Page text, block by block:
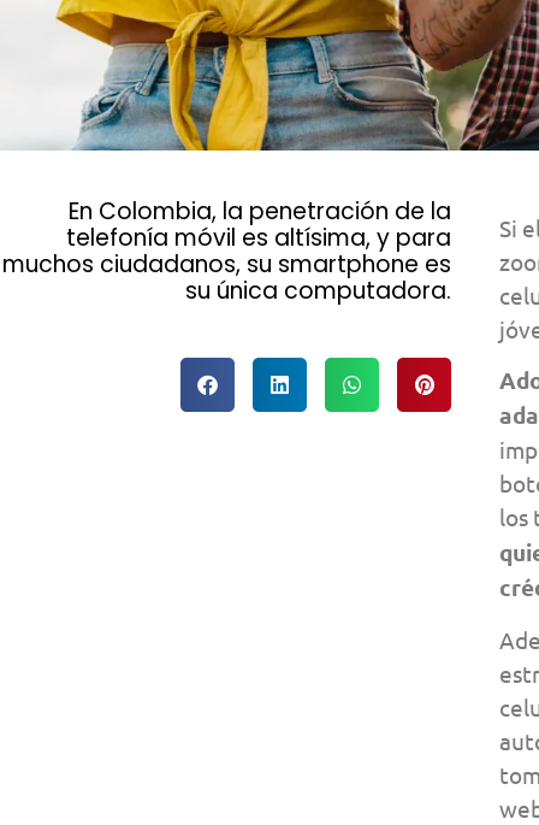
En Colombia, la penetración de la
telefonía móvil es altísima, y para
muchos ciudadanos, su smartphone es
su única computadora.
Si
los